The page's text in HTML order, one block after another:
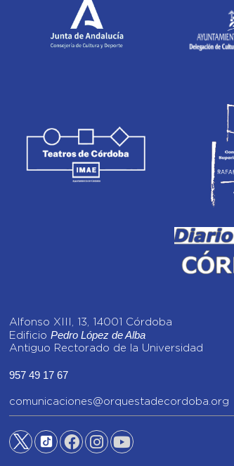
Alfonso XIII, 13, 14001 Córdoba
Edificio Pedro López de Alba
Antiguo Rectorado de la Universidad
957 49 17 67
comunicaciones@orquestadecordoba.org